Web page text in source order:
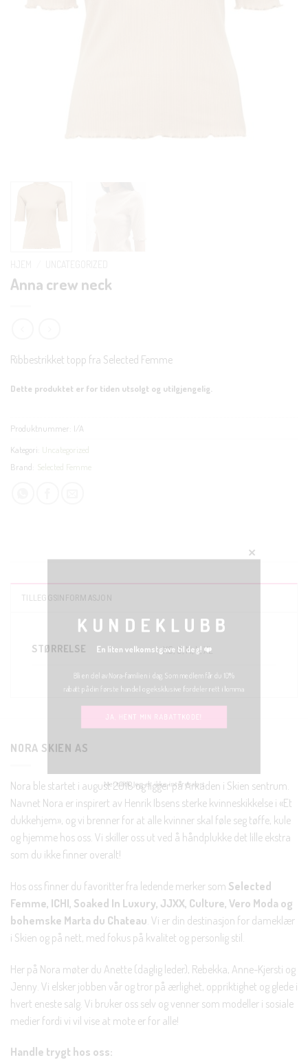
Anna crew neck
Ribbestrikket topp fra Selected Femme
Dette produktet er for tiden utsolgt og utilgjengelig.
Produktnummer: I/A
Kategori: Uncategorized
Brand: Selected Femme
TILLEGGSINFORMASJON
STØRRELSE XS, S, M, L, XL
NORA SKIEN AS
Nora ble startet i august 2018 og ligger på Arkaden i Skien sentrum.
Navnet Nora er inspirert av Henrik Ibsens sterke kvinneskikkelse i «Et
dukkehjem», og vi brenner for at alle kvinner skal føle seg tøffe, kule
og hjemme hos oss. Vi skiller oss ut ved å håndplukke det lille ekstra
som du ikke finner overalt!
Hos oss finner du favoritter fra ledende merker som Selected
Femme, ICHI, Soaked In Luxury, JJXX, Culture, Vero Moda og
bohemske Marta du Chateau . Vi er din destinasjon for dameklær
i Skien og på nett, med fokus på kvalitet og personlig stil.
Her på Nora møter du Anette (daglig leder), Rebekka, Anne-Kjersti og
Jenny. Vi elsker jobben vår og tror på ærlighet, oppriktighet og glede i
hvert eneste salg. Vi bruker oss selv og venner som modeller i sosiale
medier fordi vi vil vise at mote er for alle!
Handle trygt hos oss:
KUNDEKLUBB
En liten velkomstgave til deg! ❤️
Bli en del av Nora-familien i dag. Som medlem får du 10%
rabatt på din første handel og eksklusive fordeler rett i lomma.
JA, HENT MIN RABATTKODE!
Nei takk, Jeg er ikke interessert